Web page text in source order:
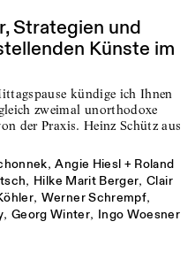
Strategien und
Künste im
kündige ich Ihnen
zweimal unorthodoxe
der Praxis. Heinz Schütz aus
,Angie Hiesl + Roland
, Hilke Marit Berger,Clair
, Werner Schrempf,
, Georg Winter, Ingo Woesner